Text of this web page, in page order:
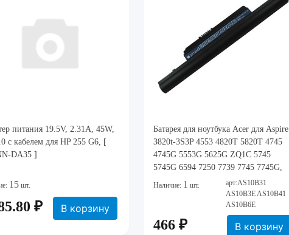
питания 19.5V, 2.31A, 45W,
с кабелем для HP 255 G6, [
DA35 ]
15 шт.
₽ В корзину
Батарея для ноутбука Acer для Aspire
3820t-3S3P 4553 4820T 5820T 4745
4745G 5553G 5625G ZQ1C 5745
5745G 6594 7250 7739 7745 7745G,
Packard Bell EASYNO
Наличие: 1 шт.
арт:AS10B31
AS10B3E AS10B41
AS10B6E
466 ₽ В корзину